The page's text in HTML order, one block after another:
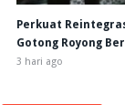
Perkuat
Gotong Royong
3 hari ago